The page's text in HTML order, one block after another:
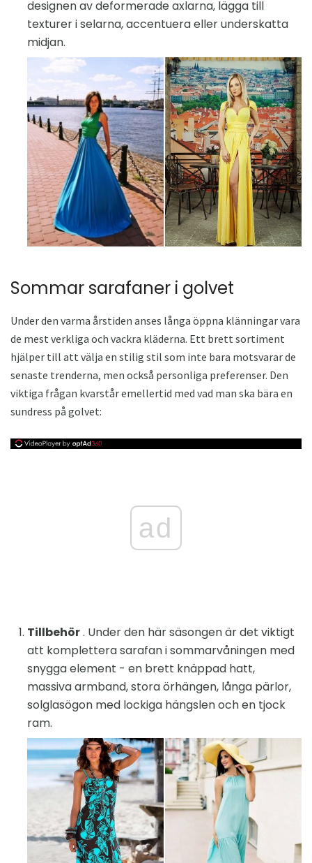
designen av deformerade axlarna, lägga till
texturer i selarna, accentuera eller underskatta
midjan.
Sommar sarafaner i golvet
Under den varma årstiden anses långa öppna klänningar vara
de mest verkliga och vackra kläderna. Ett brett sortiment
hjälper till att välja en stilig stil som inte bara motsvarar de
senaste trenderna, men också personliga preferenser. Den
viktiga frågan kvarstår emellertid med vad man ska bära en
sundress på golvet:
ad
Tillbehör. Under den här säsongen är det viktigt
att komplettera sarafan i sommarvåningen med
snygga element - en brett knäppad hatt,
massiva armband, stora örhängen, långa pärlor,
solglasögon med lockiga hängslen och en tjock
ram.